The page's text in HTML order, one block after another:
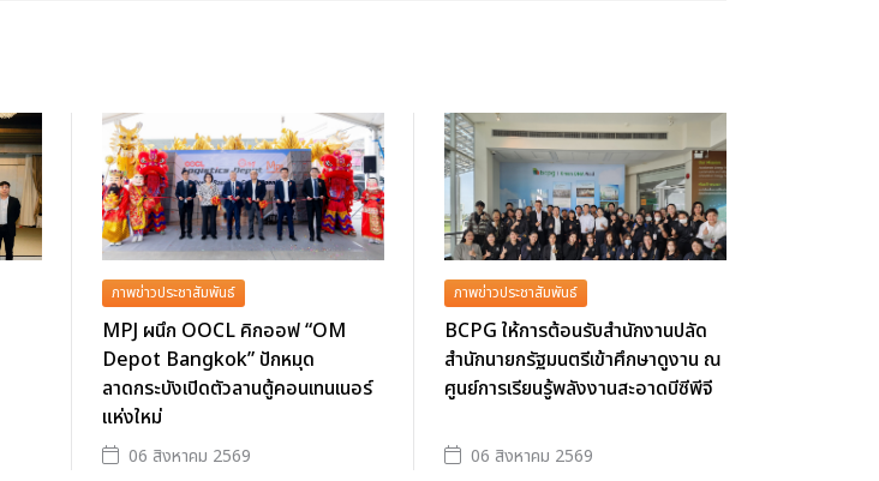
ภาพข่าวประชาสัมพันธ์
MPJ ผนึก OOCL คิกออฟ “OM
Depot Bangkok” ปักหมุด
ลาดกระบังเปิดตัวลานตู้คอนเทนเนอร์
แห่งใหม่
06 สิงหาคม 2569
ภาพข่าวประชาสัมพันธ์
BCPG ให้การต้อนรับสำนักงานปลัด
สำนักนายกรัฐมนตรีเข้าศึกษาดูงาน ณ
ศูนย์การเรียนรู้พลังงานสะอาดบีซีพีจี
06 สิงหาคม 2569